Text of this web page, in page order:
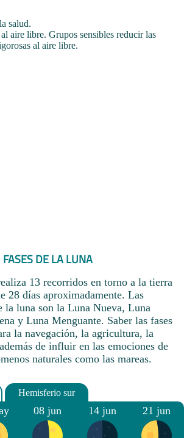
salud.
aire libre. Grupos sensibles reducir las
al aire libre.
FASES DE LA LUNA
13 recorridos en torno a la tierra
28 días aproximadamente. Las
la luna son la Luna Nueva, Luna
y Luna Menguante. Saber las fases
la navegación, la agricultura, la
de influir en las emociones de
naturales como las mareas.
08 jun 14 jun 21 jun